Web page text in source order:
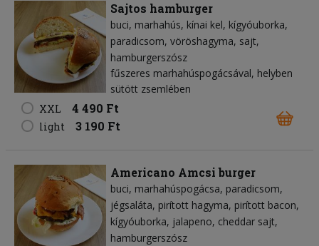
Sajtos hamburger
buci marhahús kínai kel kígyóuborka
paradicsom vöröshagyma sajt
hamburgerszósz
fűszeres marhahúspogácsával, helyben
sütött zsemlében
XXL
4 490 Ft
light 3 190 Ft
Americano Amcsi burger
buci marhahúspogácsa paradicsom
jégsaláta pirított hagyma pirított bacon
kígyóuborka jalapeno cheddar sajt
hamburgerszósz